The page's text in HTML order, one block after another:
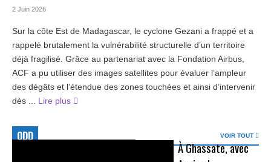
2 Juin 2026
Sur la côte Est de Madagascar, le cyclone Gezani a frappé et a
rappelé brutalement la vulnérabilité structurelle d’un territoire
déjà fragilisé. Grâce au partenariat avec la Fondation Airbus,
ACF a pu utiliser des images satellites pour évaluer l’ampleur
des dégâts et l’étendue des zones touchées et ainsi d’intervenir
dès ...
Lire plus
ODD VOIR TOUT
À Ghassate, avec